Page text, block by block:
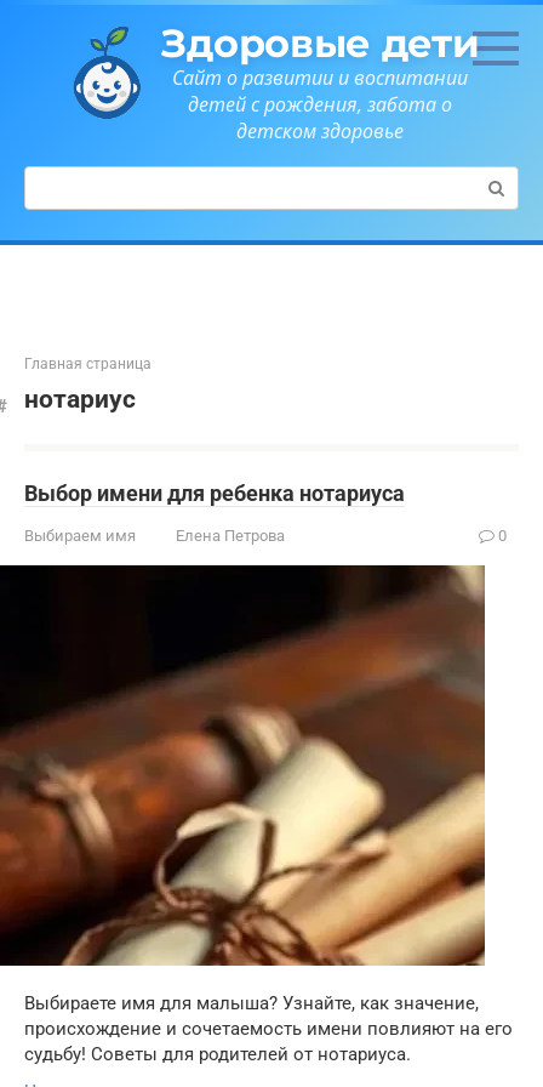
Здоровые дети
Сайт о развитии и воспитании
детей с рождения, забота о
детском здоровье
Поиск:
Главная страница
нотариус
Выбор имени для ребенка нотариуса
Выбираем имя Елена Петрова 0
Выбираете имя для малыша? Узнайте, как значение,
происхождение и сочетаемость имени повлияют на его
судьбу! Советы для родителей от нотариуса.